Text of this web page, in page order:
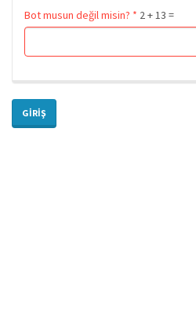
Bot musun değil misin? * 2 + 13 =
GIRIŞ